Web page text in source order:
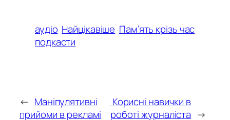
аудіо Найцікавіше Пам’ять крізь час
подкасти
← Маніпулятивні
прийоми в рекламі
Корисні навички в
роботі журналіста →